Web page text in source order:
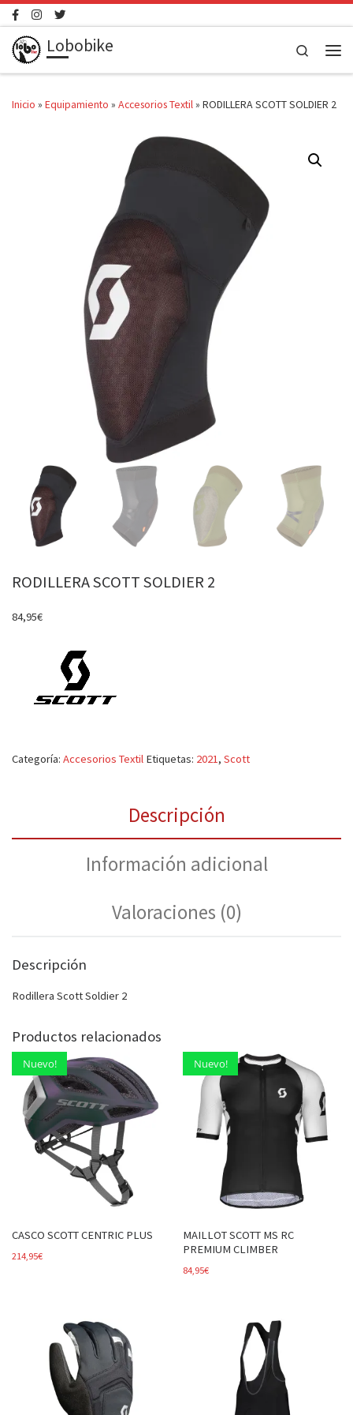
Saltar al contenido
Lobobike
Search
Inicio » Equipamiento » Accesorios Textil» RODILLERA SCOTT SOLDIER 2
RODILLERA SCOTT SOLDIER 2
84,95€
Categoría: Accesorios Textil Etiquetas: 2021, Scott
Descripción
Información adicional
Valoraciones (0)
Descripción
Rodillera Scott Soldier 2
Productos relacionados
Nuevo!
CASCO SCOTT CENTRIC PLUS
214,95€
Nuevo!
MAILLOT SCOTT MS RC
PREMIUM CLIMBER
84,95€